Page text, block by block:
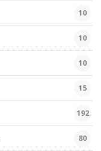
10
10
10
15
192
80